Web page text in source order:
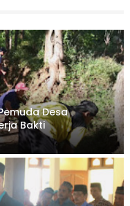
Desa
Bakti